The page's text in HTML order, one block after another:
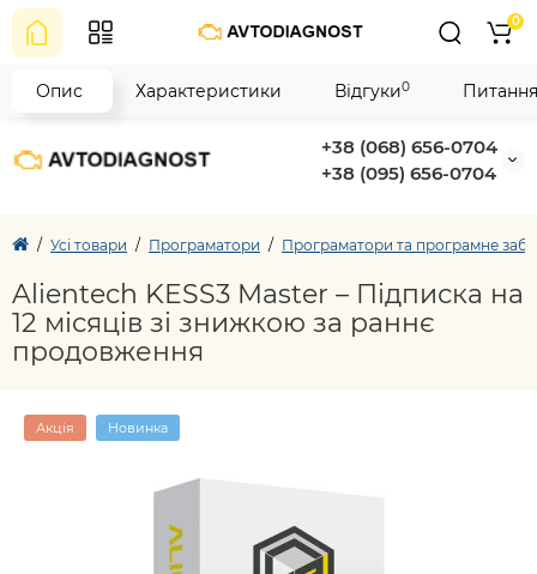
+38 (068) 656-0704
+38 (095) 656-0704
0
Усі товари Програматори Програматори та програмне
Alientech KESS3 Master – Підписка на
12 місяців зі знижкою за раннє
продовження
Акція Новинка
Опис Характеристики Відгуки0